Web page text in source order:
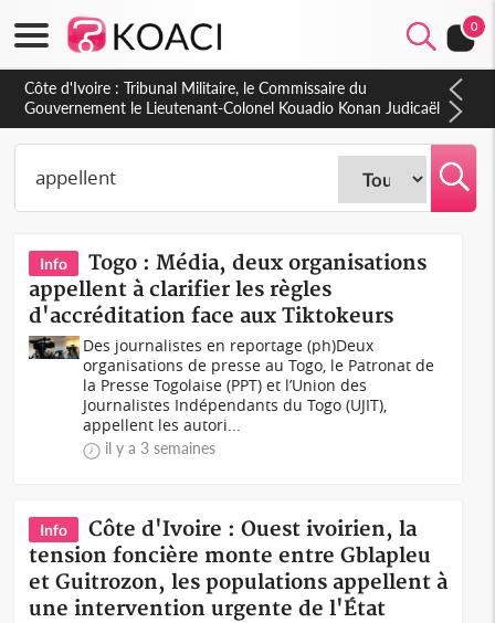
0
Côte d'Ivoire : Tribunal Militaire, le Commissaire du
Gouvernement le Lieutenant-Colonel Kouadio Konan Judicaël
fait le bilan de l'année judiciaire 2025-2026
Info
Togo : Média, deux organisations
appellent à clarifier les règles
d'accréditation face aux Tiktokeurs
Des journalistes en reportage (ph)Deux
organisations de presse au Togo, le Patronat de
la Presse Togolaise (PPT) et l’Union des
Journalistes Indépendants du Togo (UJIT),
appellent les autori...
il y a 3 semaines
Info
Côte d'Ivoire : Ouest ivoirien, la
tension foncière monte entre Gblapleu
et Guitrozon, les populations appellent à
une intervention urgente de l'État